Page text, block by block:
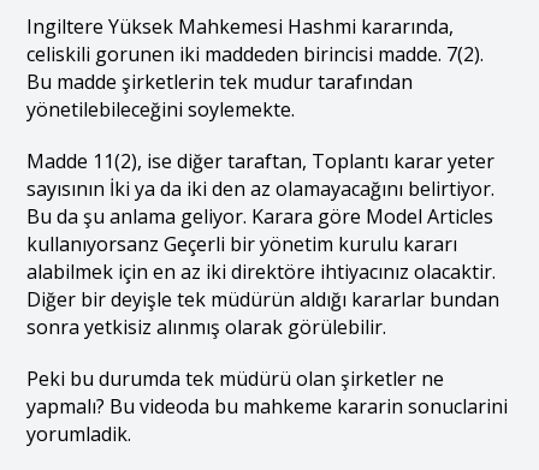
Ingiltere Yüksek Mahkemesi Hashmi kararında,
celiskili gorunen iki maddeden birincisi madde. 7(2).
Bu madde şirketlerin tek mudur tarafından
yönetilebileceğini soylemekte.
Madde 11(2), ise diğer taraftan, Toplantı karar yeter
sayısının İki ya da iki den az olamayacağını belirtiyor.
Bu da şu anlama geliyor. Karara göre Model Articles
kullanıyorsanz Geçerli bir yönetim kurulu kararı
alabilmek için en az iki direktöre ihtiyacınız olacaktir.
Diğer bir deyişle tek müdürün aldığı kararlar bundan
sonra yetkisiz alınmış olarak görülebilir.
Peki bu durumda tek müdürü olan şirketler ne
yapmalı? Bu videoda bu mahkeme kararin sonuclarini
yorumladik.